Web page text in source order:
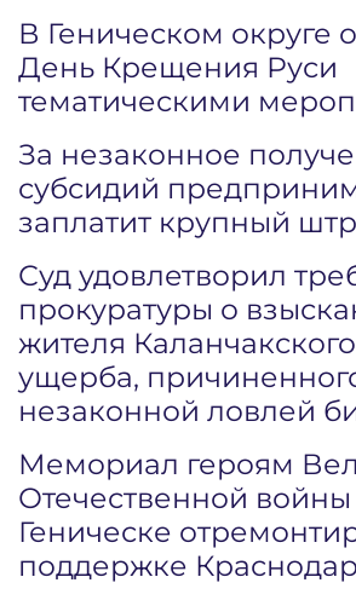
В Геническом округе
День Крещения Руси
тематическими
За незаконное
субсидий
заплатит крупный
Суд удовлетворил
прокуратуры о
жителя
ущерба,
незаконной ловлей
Мемориал героям
Отечественной войны
Геническе
поддержке